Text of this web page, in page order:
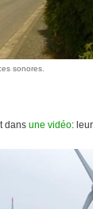
sonores.
dans une vidéo: